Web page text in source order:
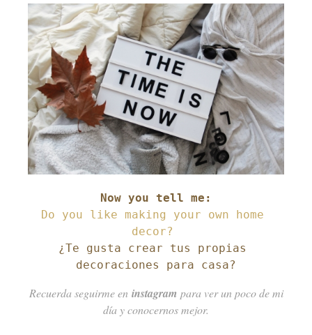
Do you like making your own home
¿Te gusta crear tus propias
decoraciones para casa?
Recuerda seguirme en instagram para ver un poco de mi
día y conocernos mejor.